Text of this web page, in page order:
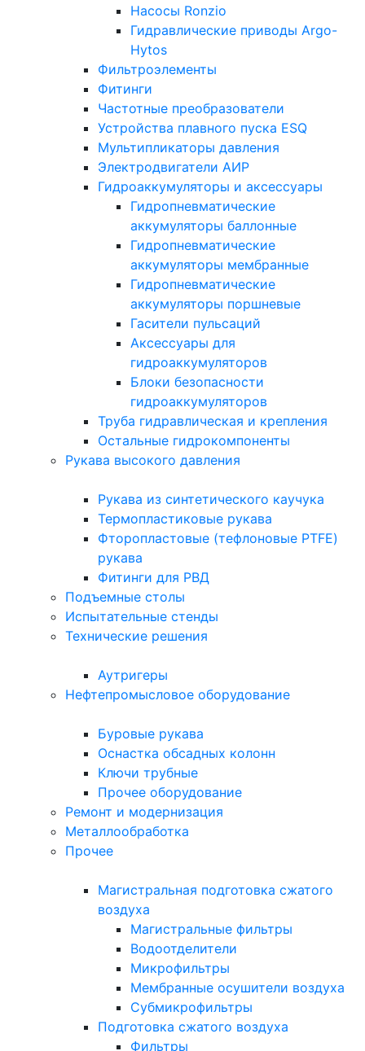
Насосы Ronzio
Гидравлические приводы Argo-
Hytos
Фильтроэлементы
Фитинги
Частотные преобразователи
Устройства плавного пуска ESQ
Мультипликаторы давления
Электродвигатели АИР
Гидроаккумуляторы и аксессуары
Гидропневматические
аккумуляторы баллонные
Гидропневматические
аккумуляторы мембранные
Гидропневматические
аккумуляторы поршневые
Гасители пульсаций
Аксессуары для
гидроаккумуляторов
Блоки безопасности
гидроаккумуляторов
Труба гидравлическая и крепления
Остальные гидрокомпоненты
Рукава высокого давления
Рукава из синтетического каучука
Термопластиковые рукава
Фторопластовые (тефлоновые PTFE)
рукава
Фитинги для РВД
Подъемные столы
Испытательные стенды
Технические решения
Аутригеры
Нефтепромысловое оборудование
Буровые рукава
Оснастка обсадных колонн
Ключи трубные
Прочее оборудование
Ремонт и модернизация
Металлообработка
Прочее
Магистральная подготовка сжатого
воздуха
Магистральные фильтры
Водоотделители
Микрофильтры
Мембранные осушители воздуха
Субмикрофильтры
Подготовка сжатого воздуха
Фильтры